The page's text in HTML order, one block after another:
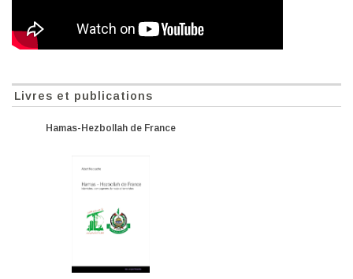
Livres et publications
Hamas-Hezbollah de France